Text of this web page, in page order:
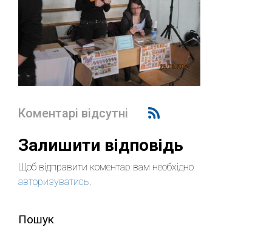
Коментарі відсутні
Залишити відповідь
Щоб відправити коментар вам необхідно
авторизуватись.
Пошук